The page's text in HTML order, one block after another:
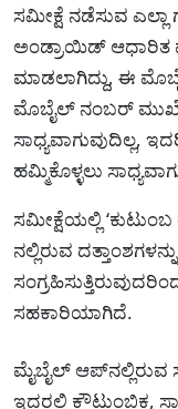
ಸಮೀಕ್ಷೆ ನಡೆಸುವ
ಅಂಡ್ರಾಯಿಡ್ ಆಧಾರಿತ
ಮಾಡಲಾಗಿದ್ದು, ಈ
ಮೊಬೈಲ್ ನಂಬರ್
ಸಾಧ್ಯವಾಗುವುದಿಲ್ಲ,
ಹಮ್ಮಿಕೊಳ್ಳಲು
ಸಮೀಕ್ಷೆಯಲ್ಲಿ
ನಲ್ಲಿರುವ
ಸಹಕಾರಿಯಾಗಿದೆ.
ಮೈಬೈಲ್ ಆಪ್‍ನಲ್ಲಿರುವ
ಇದರಲ್ಲಿ ಕೌಟುಂಬಿಕ,